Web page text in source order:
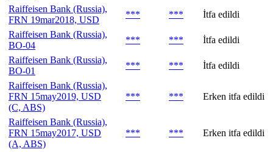
Raiffeisen Bank (Russia),
FRN 19mar2018, USD
*** ***
İtfa edildi
Raiffeisen Bank (Russia),
BO-04
*** ***
İtfa edildi
Raiffeisen Bank (Russia),
BO-01
*** ***
İtfa edildi
Raiffeisen Bank (Russia),
FRN 15may2019, USD
(C, ABS)
*** *** Erken itfa edildi
Raiffeisen Bank (Russia),
FRN 15may2017, USD
(A, ABS)
*** *** Erken itfa edildi